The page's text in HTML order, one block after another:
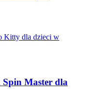
Master dla